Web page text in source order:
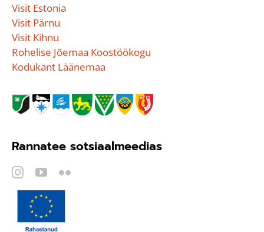
Visit Estonia
Visit Pärnu
Visit Kihnu
Rohelise Jõemaa Koostöökogu
Kodukant Läänemaa
Rannatee sotsiaalmeedias